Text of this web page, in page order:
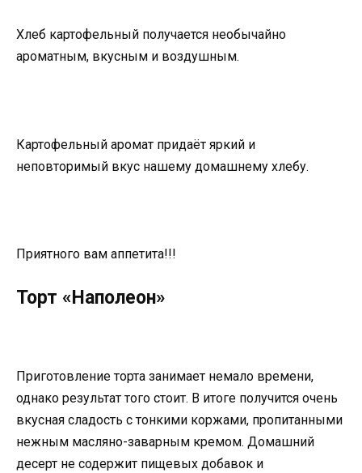
Хлеб картофельный получается необычайно
ароматным, вкусным и воздушным.
Картофельный аромат придаёт яркий и
неповторимый вкус нашему домашнему хлебу.
Приятного вам аппетита!!!
Торт «Наполеон»
Приготовление торта занимает немало времени,
однако результат того стоит. В итоге получится очень
вкусная сладость с тонкими коржами, пропитанными
нежным масляно-заварным кремом. Домашний
десерт не содержит пищевых добавок и